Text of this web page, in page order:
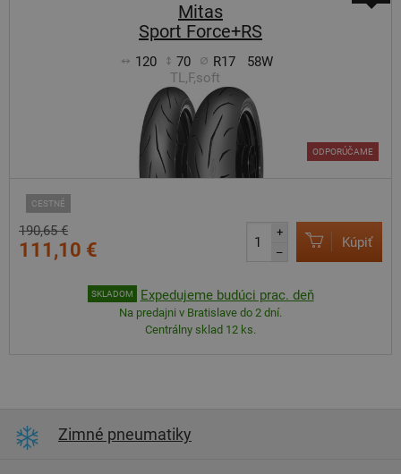
Mitas
Sport Force+RS
120 70 R17
58W
TL,F,soft
CESTNÉ
ODPORÚČAME
190,65 €
111,10 €
+
–
Kúpiť
SKLADOM Expedujeme budúci prac. deň
Na predajni v Bratislave do 2 dní.
Centrálny sklad 12 ks.
Zimné pneumatiky